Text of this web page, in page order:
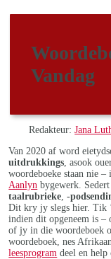
Vandag
Redakteur:Jana
Van 2020 af word
uitdrukkings , asook
woordeboeke staan nie
Aanlyn bygewerk.
taalrubrieke ,-
Dit kry jy slegs hier. Tik
indien dit opgeneem is –
of jy in die woordeboek
woordeboek, nes
leesprogram deel en help